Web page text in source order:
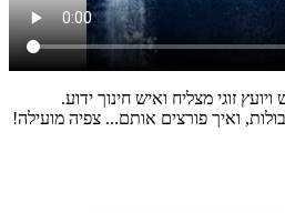
זוגי מצליח ואיש חינוך ידוע.
ואיך פורצים אותם... צפיה מועילה!